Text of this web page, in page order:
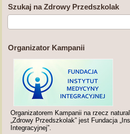
Szukaj na Zdrowy Przedszkolak
Organizator Kampanii
Organizatorem Kampanii na rzecz
„Zdrowy Przedszkolak” jest Fundacja
Integracyjnej”.